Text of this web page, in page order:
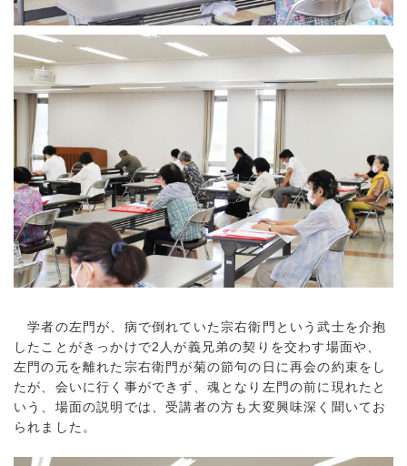
学者の左門が、病で倒れていた宗右衛門という武士を介抱
したことがきっかけで2人が義兄弟の契りを交わす場面や、
左門の元を離れた宗右衛門が菊の節句の日に再会の約束をし
たが、会いに行く事ができず、魂となり左門の前に現れたと
いう、場面の説明では、受講者の方も大変興味深く聞いてお
られました。